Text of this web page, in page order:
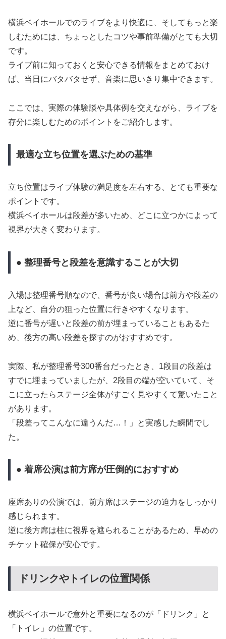
横浜ベイホールでのライブをより快適に、そしてもっと楽
しむためには、ちょっとしたコツや事前準備がとても大切
です。
ライブ前に知っておくと安心できる情報をまとめておけ
ば、当日にバタバタせず、音楽に思いきり集中できます。
ここでは、実際の体験談や具体例を交えながら、ライブを
存分に楽しむためのポイントをご紹介します。
最適な立ち位置を選ぶための基準
立ち位置はライブ体験の満足度を左右する、とても重要な
ポイントです。
横浜ベイホールは段差が多いため、どこに立つかによって
視界が大きく変わります。
● 整理番号と段差を意識することが大切
入場は整理番号順なので、番号が良い場合は前方や段差の
上など、自分の狙った位置に行きやすくなります。
逆に番号が遅いと段差の前が埋まっていることもあるた
め、後方の高い段差を探すのがおすすめです。
実際、私が整理番号300番台だったとき、1段目の段差は
すでに埋まっていましたが、2段目の端が空いていて、そ
こに立ったらステージ全体がすごく見やすくて驚いたこと
があります。
「段差ってこんなに違うんだ…！」と実感した瞬間でし
た。
● 着席公演は前方席が圧倒的におすすめ
座席ありの公演では、前方席はステージの迫力をしっかり
感じられます。
逆に後方席は柱に視界を遮られることがあるため、早めの
チケット確保が安心です。
ドリンクやトイレの位置関係
横浜ベイホールで意外と重要になるのが「ドリンク」と
「トイレ」の位置です。